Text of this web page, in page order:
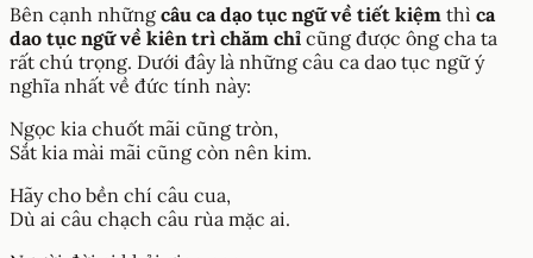
Bên cạnh những câu ca dạo tục ngữ về tiết kiệm thì ca
dao tục ngữ về kiên trì chăm chỉ cũng được ông cha ta
rất chú trọng. Dưới đây là những câu ca dao tục ngữ ý
nghĩa nhất về đức tính này:
Ngọc kia chuốt mãi cũng tròn,
Sắt kia mài mãi cũng còn nên kim.
Hãy cho bền chí câu cua,
Dù ai câu chạch câu rùa mặc ai.